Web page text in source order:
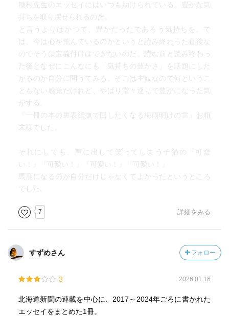
穂村先生のエッセイにはいつも助けられている。豊かな気
持ちを取り戻せられるのだ。
と言うよりはかつて、豊かだったであろう気持ちを。で
は、今は心が荒んでいるのかというと読み終わった直後な
のでそうは定義付けはできないのだ。読む前と読み終わっ
た後となぜにこんなにも「気持ちの豊かさ」を話題にした
がるのか自分に問うてみる。そこは主観なので何というこ
ともない感覚だけれど、やはり堂々巡りで豊かになった気
がする。
『一冊の本の裏表紙撫で回したくなる梅雨明けの雷』お粗
末様でした。
それにしても、声に出して笑ってしまう子猫の『可愛
い！』『可愛い！』『可愛い！』『可愛い！』
馬鹿になるのが自分だけじゃなくてよかったというところ
でした。
7 詳細をみる
すずめさん フォロー
3 2026.01.16
北海道新聞の連載を中心に、2017～2024年ごろに書かれた
エッセイをまとめた1冊。